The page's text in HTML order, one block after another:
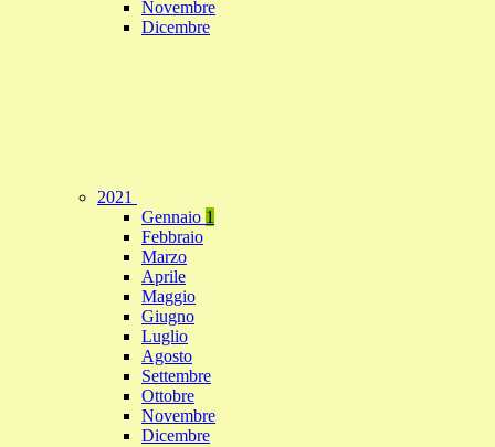
Novembre
Dicembre
2021
Gennaio 1
Febbraio
Marzo
Aprile
Maggio
Giugno
Luglio
Agosto
Settembre
Ottobre
Novembre
Dicembre